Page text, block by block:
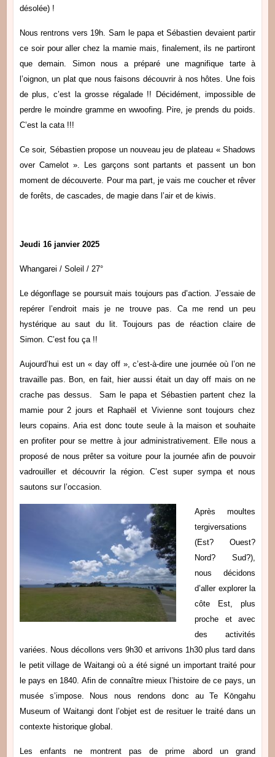
désolée) !
Nous rentrons vers 19h. Sam le papa et Sébastien devaient partir
ce soir pour aller chez la mamie mais, finalement, ils ne partiront
que demain. Simon nous a préparé une magnifique tarte à
l’oignon, un plat que nous faisons découvrir à nos hôtes. Une fois
de plus, c’est la grosse régalade !! Décidément, impossible de
perdre le moindre gramme en wwoofing. Pire, je prends du poids.
C’est la cata !!!
Ce soir, Sébastien propose un nouveau jeu de plateau « Shadows
over Camelot ». Les garçons sont partants et passent un bon
moment de découverte. Pour ma part, je vais me coucher et rêver
de forêts, de cascades, de magie dans l’air et de kiwis.
Jeudi 16 janvier 2025
Whangarei / Soleil / 27°
Le dégonflage se poursuit mais toujours pas d’action. J’essaie de
repérer l’endroit mais je ne trouve pas. Ca me rend un peu
hystérique au saut du lit. Toujours pas de réaction claire de
Simon. C’est fou ça !!
Aujourd’hui est un « day off », c’est-à-dire une journée où l’on ne
travaille pas. Bon, en fait, hier aussi était un day off mais on ne
crache pas dessus. Sam le papa et Sébastien partent chez la
mamie pour 2 jours et Raphaël et Vivienne sont toujours chez
leurs copains. Aria est donc toute seule à la maison et souhaite
en profiter pour se mettre à jour administrativement. Elle nous a
proposé de nous prêter sa voiture pour la journée afin de pouvoir
vadrouiller et découvrir la région. C’est super sympa et nous
sautons sur l’occasion.
Après moultes
tergiversations
(Est? Ouest?
Nord? Sud?),
nous décidons
d’aller explorer la
côte Est, plus
proche et avec
des activités
variées. Nous décollons vers 9h30 et arrivons 1h30 plus tard dans
le petit village de Waitangi où a été signé un important traité pour
le pays en 1840. Afin de connaître mieux l’histoire de ce pays, un
musée s’impose. Nous nous rendons donc au Te Kōngahu
Museum of Waitangi dont l’objet est de resituer le traité dans un
contexte historique global.
Les enfants ne montrent pas de prime abord un grand